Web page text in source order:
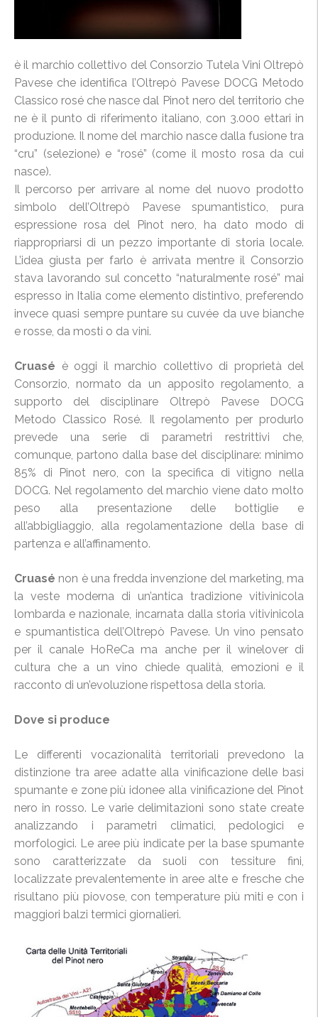
è il marchio collettivo del Consorzio Tutela Vini Oltrepò
Pavese che identifica l’Oltrepò Pavese DOCG Metodo
Classico rosé che nasce dal Pinot nero del territorio che
ne è il punto di riferimento italiano, con 3.000 ettari in
produzione. Il nome del marchio nasce dalla fusione tra
“cru” (selezione) e “rosé” (come il mosto rosa da cui
nasce).
Il percorso per arrivare al nome del nuovo prodotto
simbolo dell’Oltrepò Pavese spumantistico, pura
espressione rosa del Pinot nero, ha dato modo di
riappropriarsi di un pezzo importante di storia locale.
L’idea giusta per farlo è arrivata mentre il Consorzio
stava lavorando sul concetto “naturalmente rosé” mai
espresso in Italia come elemento distintivo, preferendo
invece quasi sempre puntare su cuvée da uve bianche
e rosse, da mosti o da vini.
Cruasé è oggi il marchio collettivo di proprietà del
Consorzio, normato da un apposito regolamento, a
supporto del disciplinare Oltrepò Pavese DOCG
Metodo Classico Rosé. Il regolamento per produrlo
prevede una serie di parametri restrittivi che,
comunque, partono dalla base del disciplinare: minimo
85% di Pinot nero, con la specifica di vitigno nella
DOCG. Nel regolamento del marchio viene dato molto
peso alla presentazione delle bottiglie e
all’abbigliaggio, alla regolamentazione della base di
partenza e all’affinamento.
Cruasé non è una fredda invenzione del marketing, ma
la veste moderna di un’antica tradizione vitivinicola
lombarda e nazionale, incarnata dalla storia vitivinicola
e spumantistica dell’Oltrepò Pavese. Un vino pensato
per il canale HoReCa ma anche per il winelover di
cultura che a un vino chiede qualità, emozioni e il
racconto di un’evoluzione rispettosa della storia.
Dove si produce
Le differenti vocazionalità territoriali prevedono la
distinzione tra aree adatte alla vinificazione delle basi
spumante e zone più idonee alla vinificazione del Pinot
nero in rosso. Le varie delimitazioni sono state create
analizzando i parametri climatici, pedologici e
morfologici. Le aree più indicate per la base spumante
sono caratterizzate da suoli con tessiture fini,
localizzate prevalentemente in aree alte e fresche che
risultano più piovose, con temperature più miti e con i
maggiori balzi termici giornalieri.